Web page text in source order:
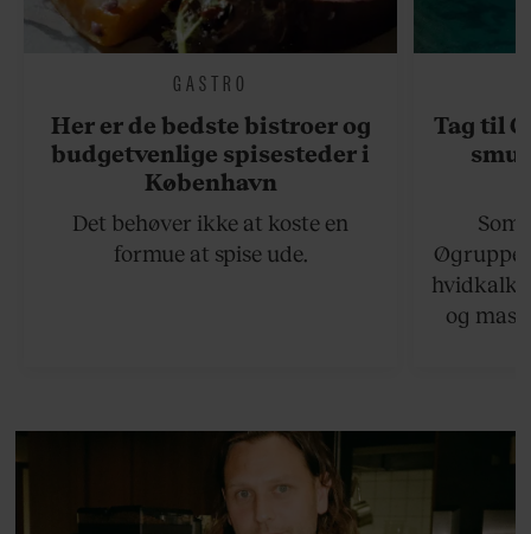
GASTRO
Her er de bedste bistroer og
budgetvenlige spisesteder i
København
Det behøver ikke at koste en
formue at spise ude.
Tag til
og